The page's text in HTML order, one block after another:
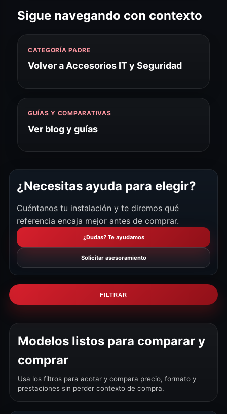
Sigue navegando con contexto
CATEGORÍA PADRE
Volver a Accesorios IT y Seguridad
GUÍAS Y COMPARATIVAS
Ver blog y guías
¿Necesitas ayuda para elegir?
Cuéntanos tu instalación y te diremos qué
referencia encaja mejor antes de comprar.
¿Dudas? Te ayudamos
Solicitar asesoramiento
FILTRAR
Modelos listos para comparar y
comprar
Usa los filtros para acotar y compara precio, formato y
prestaciones sin perder contexto de compra.